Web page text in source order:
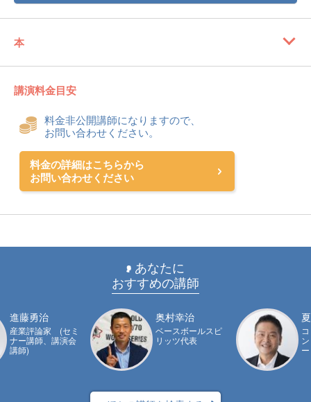
本
講演料金目安
料金非公開講師になりますので、
お問い合わせください。
料金の詳細はこちらから
お問い合わせください
あなたに
おすすめの講師
進藤勇治
産業評論家 (セミ
ナー講師、講演会
講師)
奥村幸治
ベースボールスピ
リッツ代表
ー